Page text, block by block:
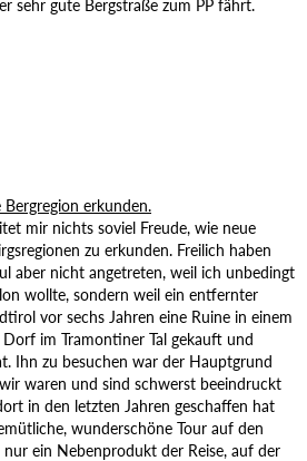
sehr gute Bergstraße zum PP fährt.
erkunden.
mir nichts soviel Freude, wie neue
zu erkunden. Freilich haben
aber nicht angetreten, weil ich unbedingt
wollte, sondern weil ein entfernter
vor sechs Jahren eine Ruine in einem
im Tramontiner Tal gekauft und
Ihn zu besuchen war der Hauptgrund
waren und sind schwerst beeindruckt
in den letzten Jahren geschaffen hat
wunderschöne Tour auf den
ein Nebenprodukt der Reise, auf der